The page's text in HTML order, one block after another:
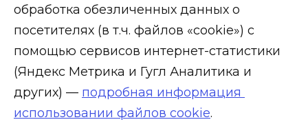
обработка обезличенных данных о
посетителях (в т.ч. файлов «cookie») с
помощью сервисов интернет-статистики
(Яндекс Метрика и Гугл Аналитика и
других) — подробная информация
использовании файлов cookie.